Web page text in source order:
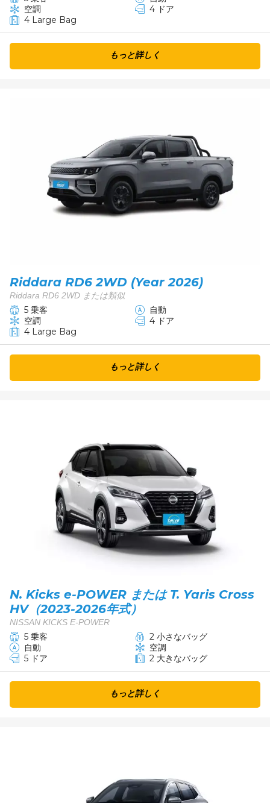
空調
4 ドア
4 Large Bag
もっと詳しく
Riddara RD6 2WD (Year 2026)
Riddara RD6 2WD または類似
5 乗客
自動
空調
4 ドア
4 Large Bag
もっと詳しく
N. Kicks e-POWER または T. Yaris Cross
HV（2023-2026年式）
NISSAN KICKS E-POWER
5 乗客
2 小さなバッグ
自動
空調
5 ドア
2 大きなバッグ
もっと詳しく